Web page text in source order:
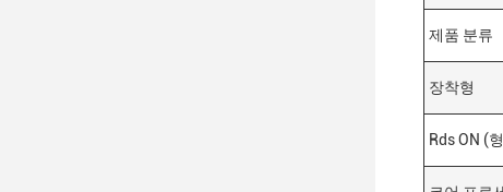
제품 분류
장착형
Rds ON (